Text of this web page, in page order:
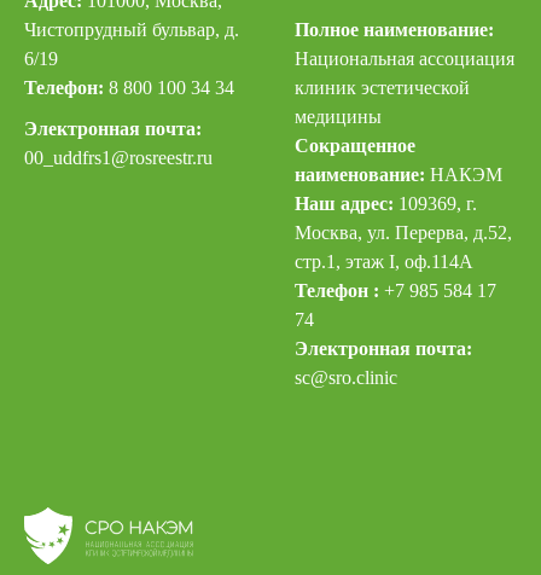
Чистопрудный бульвар, д.
6/19
Телефон: 8 800 100 34 34
Электронная почта:
00_uddfrs1@rosreestr.ru
Полное наименование:
Национальная ассоциация
клиник эстетической
медицины
Сокращенное
наименование: НАКЭМ
Наш адрес: 109369, г.
Москва, ул. Перерва, д.52,
стр.1, этаж I, оф.114А
Телефон : +7 985 584 17
74
Электронная почта:
sc@sro.clinic